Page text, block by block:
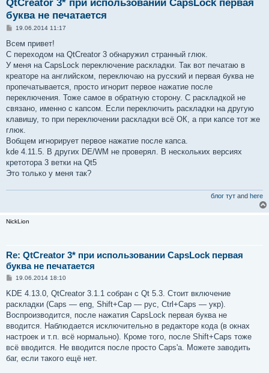
QtCreator 3* при использовании CapsLock первая
буква не печатается
С
о
щ
е
и
е
19.06.2014 11:17
Всем привет!
С переходом на QtCreator 3 обнаружил странный глюк.
У меня на CapsLock переключение раскладки. Так вот печатаю в
креаторе на английском, переключаю на русский и первая буква не
пропечатывается, просто игнорит первое нажатие после
переключения. Тоже самое в обратную сторону. С раскладкой не
связано, именно с капсом. Если переключить раскладки на другую
клавишу, то при переключении раскладки всё ОК, а при капсе тот же
глюк.
Вобщем игнорирует первое нажатие после капса.
kde 4.11.5. В других DE/WM не проверял. В нескольких версиях
кретотора 3 ветки на Qt5
Это только у меня так?
блог тут and here
NickLion
Re: QtCreator 3* при использовании CapsLock первая
буква не печатается
С
о
щ
е
и
е
19.06.2014 18:10
KDE 4.13.0, QtCreator 3.1.1 собран с Qt 5.3. Стоит включение
раскладки (Caps — eng, Shift+Cap — рус, Ctrl+Caps — укр).
Воспроизводится, после нажатия CapsLock первая буква не
вводится. Наблюдается исключительно в редакторе кода (в окнах
настроек и т.п. всё нормально). Кроме того, после Shift+Caps тоже
всё вводится. Не вводится после просто Caps'а. Можете заводить
баг, если такого ещё нет.